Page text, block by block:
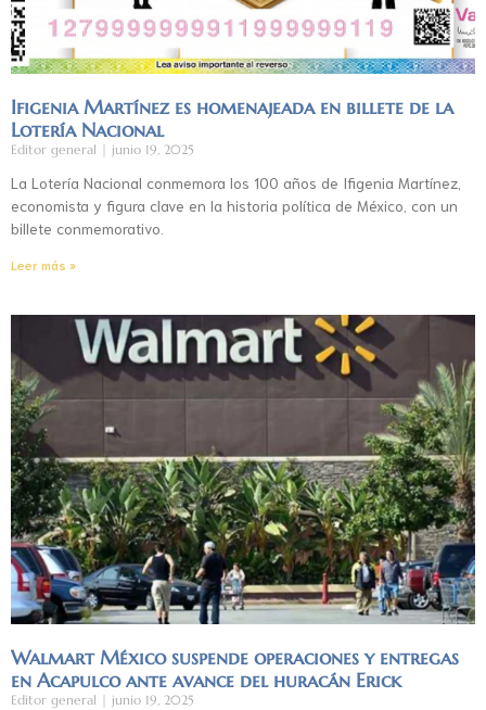
Ifigenia Martínez es homenajeada en billete de la
Lotería Nacional
Editor general junio 19, 2025
La Lotería Nacional conmemora los 100 años de Ifigenia Martínez,
economista y figura clave en la historia política de México, con un
billete conmemorativo.
Leer más »
Walmart México suspende operaciones y entregas
en Acapulco ante avance del huracán Erick
Editor general junio 19, 2025